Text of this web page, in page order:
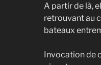
A partir de là,
retrouvant au
bateaux
Invocation de